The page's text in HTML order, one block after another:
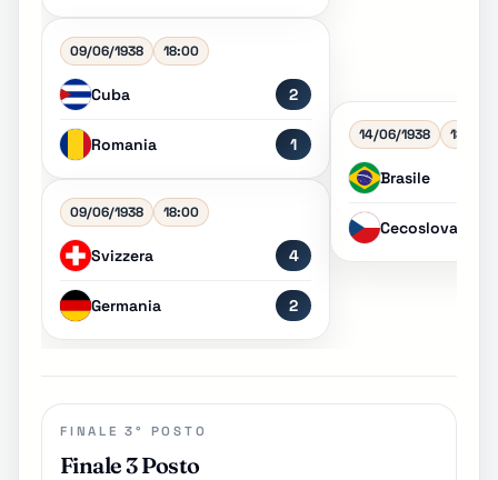
09/06/1938 18:00
Cuba 2
Romania 1
09/06/1938 18:00
Svizzera 4
Germania 2
14/06/1938 18:00
Brasile
Cecoslovacchia
FINALE 3° POSTO
Finale 3 Posto